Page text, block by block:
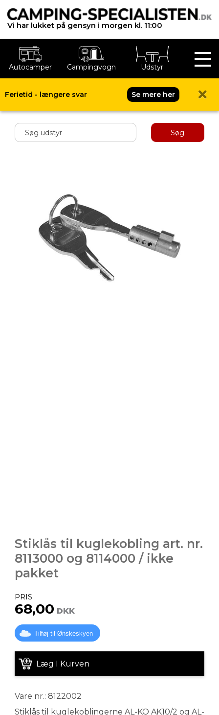
Vi har lukket på gensyn i morgen kl. 11:00
Autocamper Campingvogn Udstyr
Ferietid - længere svar
Se mere her
Søg
Stiklås til kuglekobling art. nr.
8113000 og 8114000 / ikke
pakket
PRIS
68,00 DKK
Tilføj til Ønskeskyen
Læg I Kurven
Vare nr.: 8122002
Stiklås til kuglekoblingerne AL-KO AK10/2 og AL-